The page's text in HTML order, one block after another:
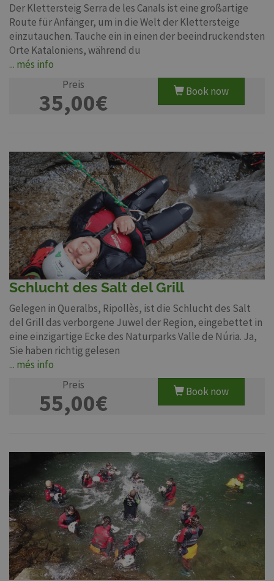
Der Klettersteig Serra de les Canals ist eine großartige
Route für Anfänger, um in die Welt der Klettersteige
einzutauchen. Tauche ein in einen der beeindruckendsten
Orte Kataloniens, während du
... més info
Preis
35,00€ Book now
Schlucht des Salt del Grill
Gelegen in Queralbs, Ripollès, ist die Schlucht des Salt
del Grill das verborgene Juwel der Region, eingebettet in
eine einzigartige Ecke des Naturparks Valle de Núria. Ja,
Sie haben richtig gelesen
... més info
Preis
55,00€ Book now